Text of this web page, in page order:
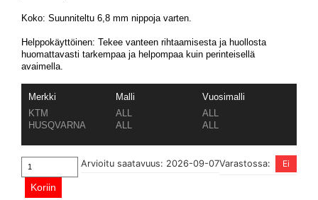
Koko: Suunniteltu 6,8 mm nippoja varten.
Helppokäyttöinen: Tekee vanteen rihtaamisesta ja huollosta
huomattavasti tarkempaa ja helpompaa kuin perinteisellä
avaimella.
Merkki Malli
Vuosimalli
KTM
ALL
ALL
HUSQVARNA
ALL ALL
Varastossa:
Arvioitu saatavuus: 2026-09-07